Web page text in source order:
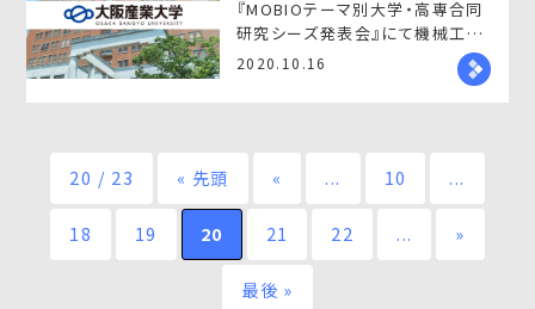
『MOBIOテーマ別大学・高専合同
研究シーズ発表会』にて機械工学
科 花之内健仁教授が発表致しま
2020.10.16
20 / 23 « 先頭 « ... 10 ...
18 19 20 21 22 ... »
最後 »